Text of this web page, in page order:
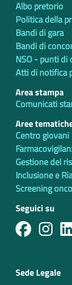
Albo pretorio
Politica della
Bandi di gara
Bandi di
NSO - punti di
Atti di notifica
Area stampa
Comunicati
Aree
Centro giovani
Gestione del
Inclusione e
Screening
Seguici su
Sede Legale